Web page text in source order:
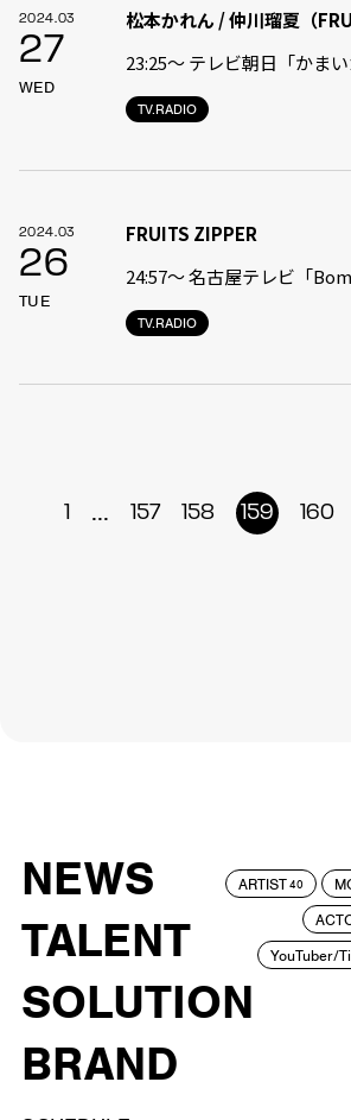
2024.03
27
WED
TV.RADIO
松本かれん / 仲川瑠夏（
23:25〜 テレビ朝日「かまい
2024.03
26
TUE
TV.RADIO
FRUITS ZIPPER
24:57〜 名古屋テレビ「
1 ... 157 158 159 160
NEWS
TALENT
SOLUTION
BRAND
ARTIST40
YouTuber/